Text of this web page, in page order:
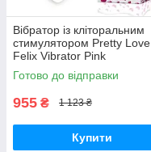
Вібратор із кліторальним
стимулятором Pretty Love
Felix Vibrator Pink
Готово до відправки
955 ₴ 1 123 ₴
Купити